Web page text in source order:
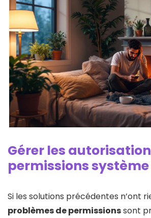
Gérer les
permissions système
Si les solutions précédentes n’ont
problèmes de permissionssont